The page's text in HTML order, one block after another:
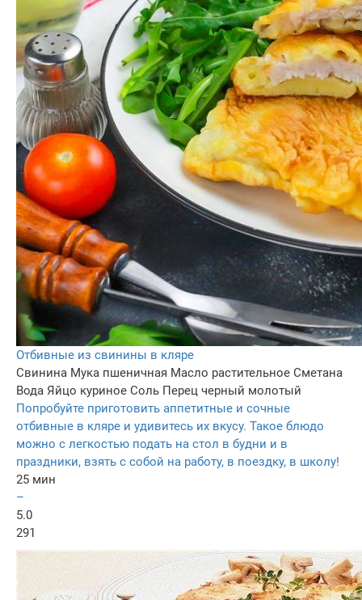
Отбивные из свинины в кляре
Свинина Мука пшеничная Масло растительное Сметана
Вода Яйцо куриное Соль Перец черный молотый
Попробуйте приготовить аппетитные и сочные
отбивные в кляре и удивитесь их вкусу. Такое блюдо
можно с легкостью подать на стол в будни и в
праздники, взять с собой на работу, в поездку, в школу!
25 мин
–
5.0
291